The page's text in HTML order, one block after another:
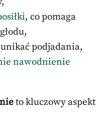
, co pomaga
podjadania,
nawodnienie
to kluczowy aspekt